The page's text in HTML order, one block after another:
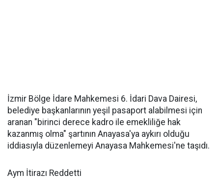
İzmir Bölge İdare Mahkemesi 6. İdari Dava Dairesi,
belediye başkanlarının yeşil pasaport alabilmesi için
aranan "birinci derece kadro ile emekliliğe hak
kazanmış olma" şartının Anayasa'ya aykırı olduğu
iddiasıyla düzenlemeyi Anayasa Mahkemesi'ne taşıdı.
Aym İtirazı Reddetti